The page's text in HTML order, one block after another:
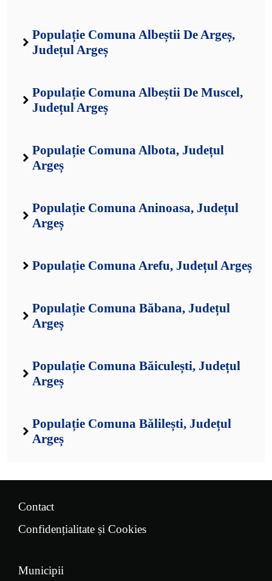
Populație Comuna Albeștii De Argeș,
Județul Argeș
Populație Comuna Albeștii De Muscel,
Județul Argeș
Populație Comuna Albota, Județul
Argeș
Populație Comuna Aninoasa, Județul
Argeș
Populație Comuna Arefu, Județul Argeș
Populație Comuna Băbana, Județul
Argeș
Populație Comuna Băiculești, Județul
Argeș
Populație Comuna Bălilești, Județul
Argeș
Contact
Confidențialitate și Cookies
Municipii